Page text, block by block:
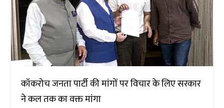
कॉकरोच जनता पार्टी की मांगों पर विचार के लिए सरकार
ने कल तक का वक्त मांगा